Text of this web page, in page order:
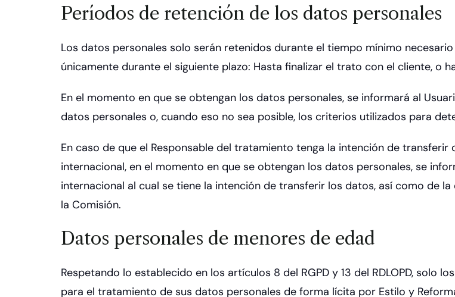
Períodos de retención de los datos personales
Los datos personales solo serán retenidos durante el tiempo mínimo
únicamente durante el siguiente plazo: Hasta finalizar el trato con el cliente, o
En el momento en que se obtengan los datos personales, se informará al
datos personales o, cuando eso no sea posible, los criterios utilizados para
En caso de que el Responsable del tratamiento tenga la intención de
internacional, en el momento en que se obtengan los datos personales, se
internacional al cual se tiene la intención de transferir los datos, así como de
la Comisión.
Datos personales de menores de edad
Respetando lo establecido en los artículos 8 del RGPD y 13 del RDLOPD, solo
para el tratamiento de sus datos personales de forma lícita por Estilo y